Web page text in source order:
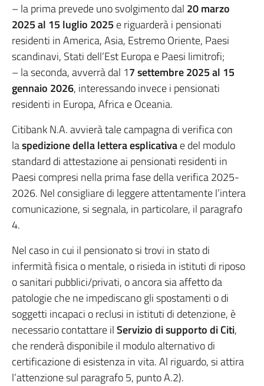
– la prima prevede uno svolgimento dal 20 marzo
2025 al 15 luglio 2025 e riguarderà i pensionati
residenti in America, Asia, Estremo Oriente, Paesi
scandinavi, Stati dell’Est Europa e Paesi limitrofi;
– la seconda, avverrà dal 17 settembre 2025 al 15
gennaio 2026, interessando invece i pensionati
residenti in Europa, Africa e Oceania.
Citibank N.A. avvierà tale campagna di verifica con
laspedizione della lettera esplicativae del modulo
standard di attestazione ai pensionati residenti in
Paesi compresi nella prima fase della verifica 2025-
2026. Nel consigliare di leggere attentamente l’intera
comunicazione, si segnala, in particolare, il paragrafo
4.
Nel caso in cui il pensionato si trovi in stato di
infermità fisica o mentale, o risieda in istituti di riposo
o sanitari pubblici/privati, o ancora sia affetto da
patologie che ne impediscano gli spostamenti o di
soggetti incapaci o reclusi in istituti di detenzione, è
necessario contattare ilServizio di supporto di Citi,
che renderà disponibile il modulo alternativo di
certificazione di esistenza in vita. Al riguardo, si attira
l’attenzione sul paragrafo 5, punto A.2).